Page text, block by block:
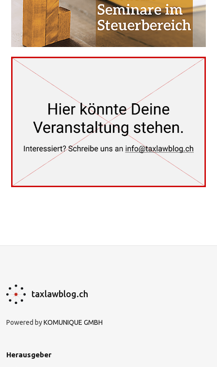
taxlawblog.ch
Powered byKOMUNIQUE GMBH
Herausgeber